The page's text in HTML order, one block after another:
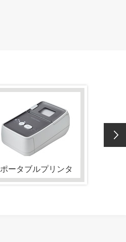
ポータブルプリンタ